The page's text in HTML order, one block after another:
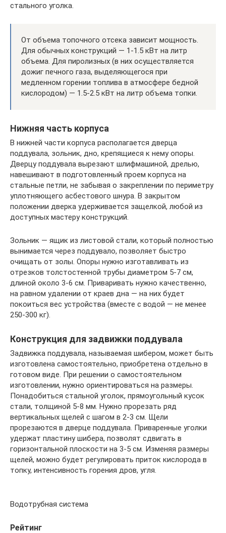
стального уголка.
От объема топочного отсека зависит мощность.
Для обычных конструкций — 1-1.5 кВт на литр
объема. Для пиролизных (в них осуществляется
дожиг печного газа, выделяющегося при
медленном горении топлива в атмосфере бедной
кислородом) — 1.5-2.5 кВт на литр объема топки.
Нижняя часть корпуса
В нижней части корпуса располагается дверца
поддувала, зольник, дно, крепящиеся к нему опоры.
Дверцу поддувала вырезают шлифмашиной, дрелью,
навешивают в подготовленный проем корпуса на
стальные петли, не забывая о закреплении по периметру
уплотняющего асбестового шнура. В закрытом
положении дверка удерживается защелкой, любой из
доступных мастеру конструкций.
Зольник — ящик из листовой стали, который полностью
вынимается через поддувало, позволяет быстро
очищать от золы. Опоры нужно изготавливать из
отрезков толстостенной трубы диаметром 5-7 см,
длиной около 3-6 см. Приваривать нужно качественно,
на равном удалении от краев дна — на них будет
покоиться вес устройства (вместе с водой — не менее
250-300 кг).
Конструкция для задвижки поддувала
Задвижка поддувала, называемая шибером, может быть
изготовлена самостоятельно, приобретена отдельно в
готовом виде. При решении о самостоятельном
изготовлении, нужно ориентироваться на размеры.
Понадобиться стальной уголок, прямоугольный кусок
стали, толщиной 5-8 мм. Нужно прорезать ряд
вертикальных щелей с шагом в 2-3 см. Щели
прорезаются в дверце поддувала. Приваренные уголки
удержат пластину шибера, позволят сдвигать в
горизонтальной плоскости на 3-5 см. Изменяя размеры
щелей, можно будет регулировать приток кислорода в
топку, интенсивность горения дров, угля.
Водотрубная система
Рейтинг